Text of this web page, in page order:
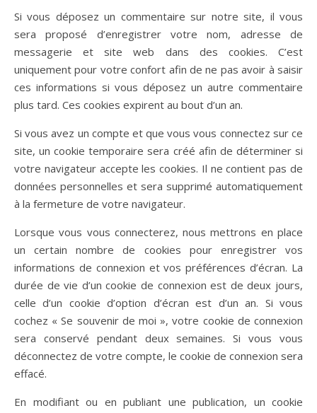
Si vous déposez un commentaire sur notre site, il vous
sera proposé d’enregistrer votre nom, adresse de
messagerie et site web dans des cookies. C’est
uniquement pour votre confort afin de ne pas avoir à saisir
ces informations si vous déposez un autre commentaire
plus tard. Ces cookies expirent au bout d’un an.
Si vous avez un compte et que vous vous connectez sur ce
site, un cookie temporaire sera créé afin de déterminer si
votre navigateur accepte les cookies. Il ne contient pas de
données personnelles et sera supprimé automatiquement
à la fermeture de votre navigateur.
Lorsque vous vous connecterez, nous mettrons en place
un certain nombre de cookies pour enregistrer vos
informations de connexion et vos préférences d’écran. La
durée de vie d’un cookie de connexion est de deux jours,
celle d’un cookie d’option d’écran est d’un an. Si vous
cochez « Se souvenir de moi », votre cookie de connexion
sera conservé pendant deux semaines. Si vous vous
déconnectez de votre compte, le cookie de connexion sera
effacé.
En modifiant ou en publiant une publication, un cookie